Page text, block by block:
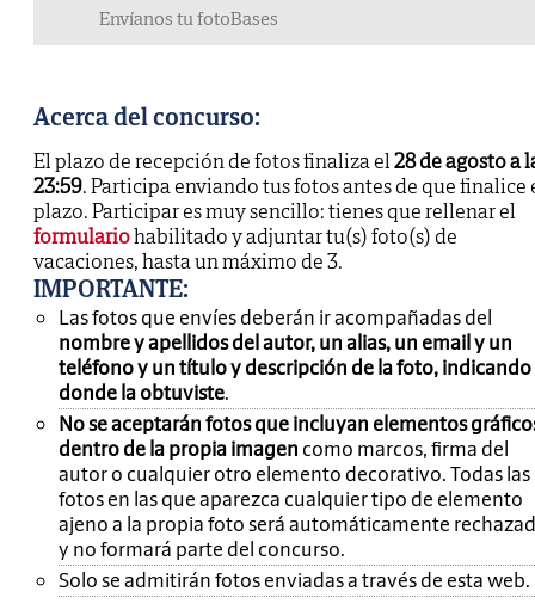
Envíanos tu fotoBases
Acerca del concurso:
El plazo de recepción de fotos finaliza el28 de agosto a
23:59. Participa enviando tus fotos antes de que finalice
plazo. Participar es muy sencillo: tienes que rellenar el
formulariohabilitado y adjuntar tu(s) foto(s) de
vacaciones, hasta un máximo de 3.
IMPORTANTE:
Las fotos que envíes deberán ir acompañadas del
nombre y apellidos del autor, un alias, un email y un
teléfono y un título y descripción de la foto, indicando
donde la obtuviste.
No se aceptarán fotos que incluyan elementos
dentro de la propia imagen como marcos, firma del
autor o cualquier otro elemento decorativo. Todas las
fotos en las que aparezca cualquier tipo de elemento
ajeno a la propia foto será automáticamente
y no formará parte del concurso.
Solo se admitirán fotos enviadas a través de esta web.